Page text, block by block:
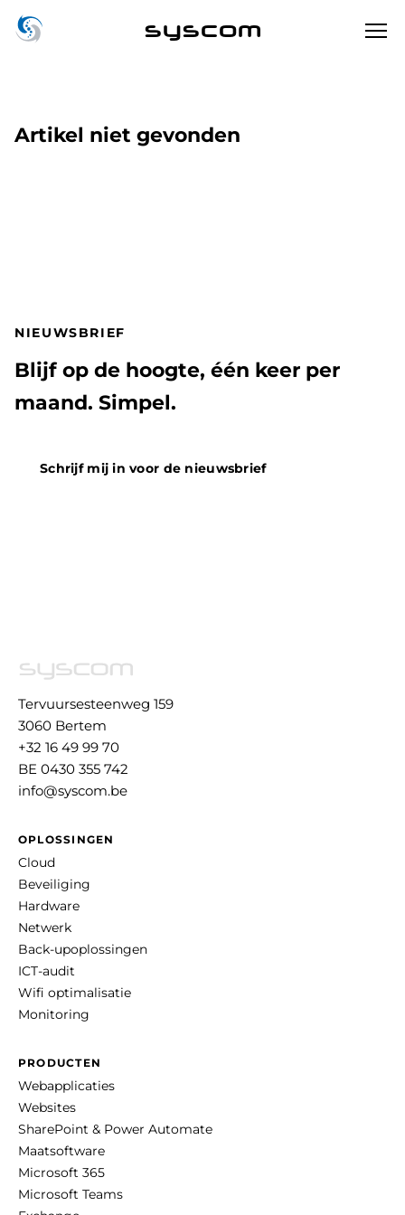
syscom
Artikel niet gevonden
NIEUWSBRIEF
Blijf op de hoogte, één keer per
maand. Simpel.
Schrijf mij in voor de nieuwsbrief
Tervuursesteenweg 159
3060 Bertem
+32 16 49 99 70
BE 0430 355 742
info@syscom.be
OPLOSSINGEN
Cloud
Beveiliging
Hardware
Netwerk
Back-upoplossingen
ICT-audit
Wifi optimalisatie
Monitoring
PRODUCTEN
Webapplicaties
Websites
SharePoint & Power Automate
Maatsoftware
Microsoft 365
Microsoft Teams